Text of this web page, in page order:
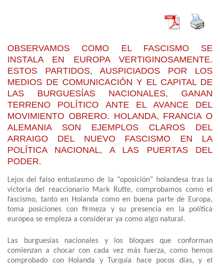
OBSERVAMOS COMO EL FASCISMO SE
INSTALA EN EUROPA VERTIGINOSAMENTE.
ESTOS PARTIDOS, AUSPICIADOS POR LOS
MEDIOS DE COMUNICACIÓN Y EL CAPITAL DE
LAS BURGUESÍAS NACIONALES, GANAN
TERRENO POLÍTICO ANTE EL AVANCE DEL
MOVIMIENTO OBRERO. HOLANDA, FRANCIA O
ALEMANIA SON EJEMPLOS CLAROS DEL
ARRAIGO DEL NUEVO FASCISMO EN LA
POLÍTICA NACIONAL, A LAS PUERTAS DEL
PODER.
Lejos del falso entusiasmo de la “oposición” holandesa tras la
victoria del reaccionario Mark Rutte, comprobamos como el
fascismo, tanto en Holanda como en buena parte de Europa,
toma posiciones con firmeza y su presencia en la política
europea se empieza a considerar ya como algo natural.
Las burguesías nacionales y los bloques que conforman
comienzan a chocar con cada vez más fuerza, como hemos
comprobado con Holanda y Turquía hace pocos días, y el